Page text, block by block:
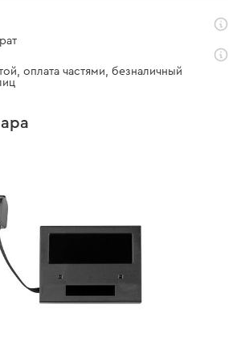
оплата частями, безналичный